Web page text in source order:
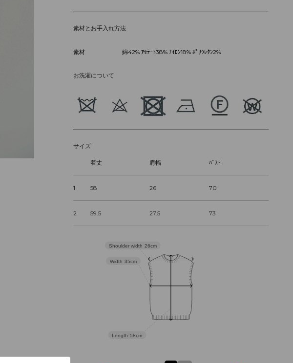
素材とお手入れ方法
素材 綿42% ｱｾﾃｰﾄ38% ﾅｲﾛﾝ18% ﾎﾟﾘｳﾚﾀﾝ2%
お洗濯について
サイズ
着丈 肩幅 ﾊﾞｽﾄ
1 58 26 70
2 59.5 27.5 73
Length 58cm
Width 35cm
Shoulder width 26cm